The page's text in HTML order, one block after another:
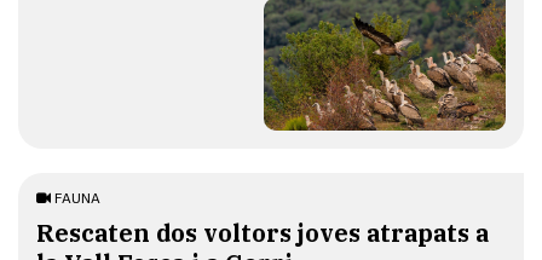
FAUNA
Rescaten dos voltors joves atrapats a